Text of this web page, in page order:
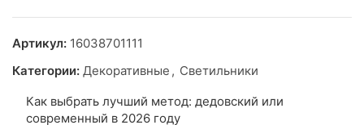
Артикул: 16038701111
Категории: Декоративные , Светильники
Как выбрать лучший метод: дедовский или
современный в 2026 году